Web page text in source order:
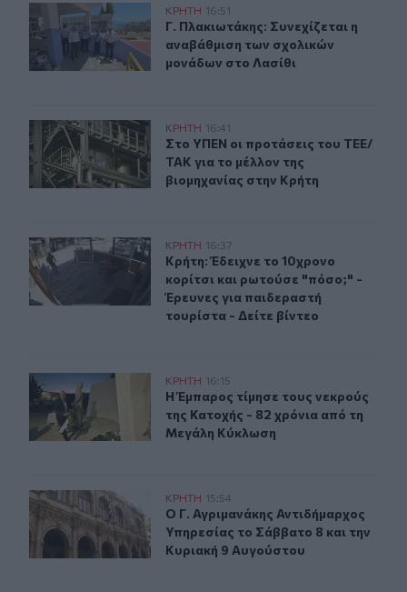
Γ. Πλακιωτάκης: Συνεχίζεται η αναβάθμιση των
ΚΡΗΤΗ 16:51
Γ. Πλακιωτάκης: Συνεχίζεται η
Γ. Πλακιωτάκης: Συνεχίζεται η
αναβάθμιση των σχολικών
μονάδων στο Λασίθι
Στο ΥΠΕΝ οι προτάσεις του ΤΕΕ/ΤΑΚ για το μέλλον της
ΚΡΗΤΗ 16:41
Στο ΥΠΕΝ οι προτάσεις του ΤΕΕ/
Στο ΥΠΕΝ οι προτάσεις του ΤΕΕ/
ΤΑΚ για το μέλλον της
βιομηχανίας στην Κρήτη
Κρήτη: Έδειχνε το 10χρονο κορίτσι και ρωτούσε
ΚΡΗΤΗ 16:37
Κρήτη: Έδειχνε το 10χρονο
Κρήτη: Έδειχνε το 10χρονο
κορίτσι και ρωτούσε "πόσο;" -
Έρευνες για παιδεραστή
τουρίστα - Δείτε βίντεο
Βιάννος: Εκδήλωση για την 82η Επέτειο της Μεγάλης
ΚΡΗΤΗ 16:15
Η Έμπαρος τίμησε τους νεκρούς
Η Έμπαρος τίμησε τους νεκρούς
της Κατοχής - 82 χρόνια από τη
Μεγάλη Κύκλωση
Ο Γ. Αγριμανάκης Αντιδήμαρχος Υπηρεσίας το
ΚΡΗΤΗ 15:54
Ο Γ. Αγριμανάκης Αντιδήμαρχος
Ο Γ. Αγριμανάκης Αντιδήμαρχος
Υπηρεσίας το Σάββατο 8 και την
Κυριακή 9 Αυγούστου